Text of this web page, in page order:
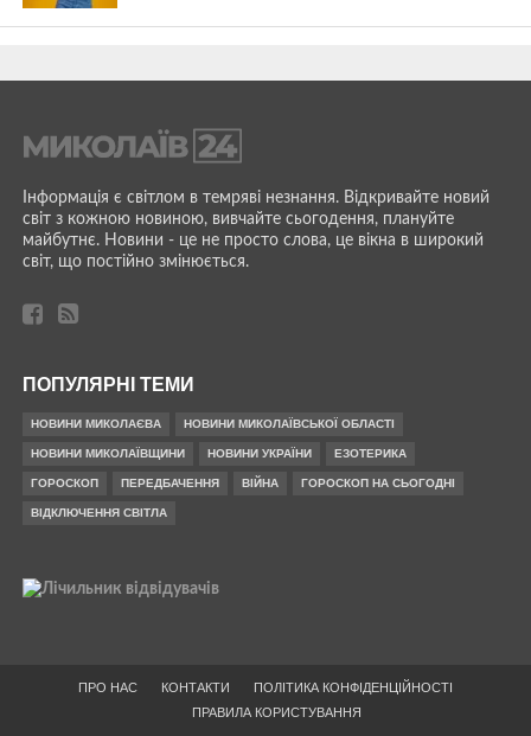
Інформація є світлом в темряві незнання. Відкривайте новий
світ з кожною новиною, вивчайте сьогодення, плануйте
майбутнє. Новини - це не просто слова, це вікна в широкий
світ, що постійно змінюється.
ПОПУЛЯРНІ ТЕМИ
НОВИНИ МИКОЛАЄВА НОВИНИ МИКОЛАЇВСЬКОЇ ОБЛАСТІ
НОВИНИ МИКОЛАЇВЩИНИ НОВИНИ УКРАЇНИ ЕЗОТЕРИКА
ГОРОСКОП ПЕРЕДБАЧЕННЯ ВІЙНА ГОРОСКОП НА СЬОГОДНІ
ВІДКЛЮЧЕННЯ СВІТЛА
ПРО НАС КОНТАКТИ
ПОЛІТИКА КОНФІДЕНЦІЙНОСТІ
ПРАВИЛА КОРИСТУВАННЯ